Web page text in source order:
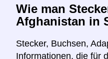
Wie man
Afghanistan in
Stecker, Buchsen,
Informationen, die für